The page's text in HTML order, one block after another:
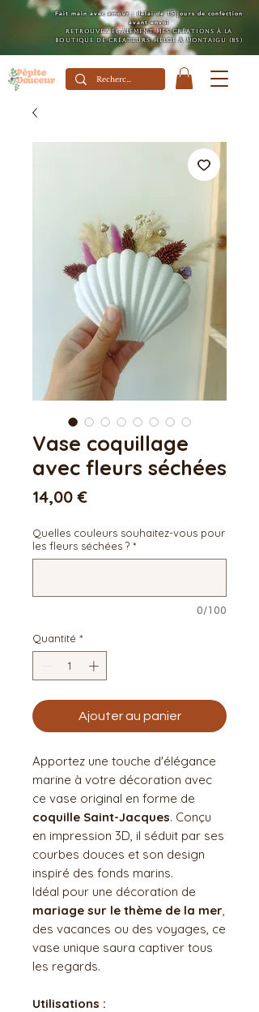
Fait main avec amour : délai de 15 jours de confection
avant envoi
Retrouvez également mes créations à la
boutique de créateurs Héloé à Montaigu (85)
Vase coquillage
avec fleurs séchées
14,00 €Prix
Quelles couleurs souhaitez-vous pour
les fleurs séchées ? *
0/100
Quantité *
Ajouter au panier
Apportez une touche d'élégance
marine à votre décoration avec
ce vase original en forme de
coquille Saint-Jacques. Conçu
en impression 3D, il séduit par ses
courbes douces et son design
inspiré des fonds marins.
Idéal pour une décoration de
mariage sur le thème de la mer,
des vacances ou des voyages, ce
vase unique saura captiver tous
les regards.
Utilisations :